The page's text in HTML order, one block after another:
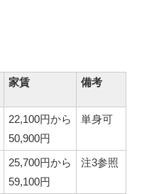
家賃 備考
22,100円から
50,900円
単身可
25,700円から
59,100円
注3参照